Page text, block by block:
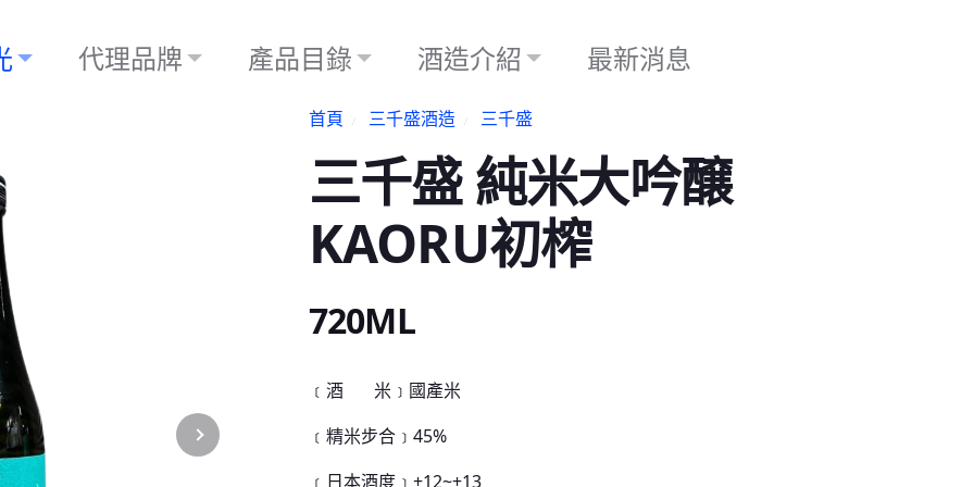
代理品牌 產品目錄 酒造介紹 最新消息
首頁 三千盛酒造 三千盛
三千盛 純米大吟醸
KAORU初榨
720ML
﹝酒 米﹞國產米
﹝精米步合﹞45%
﹝日本酒度﹞+12~+13